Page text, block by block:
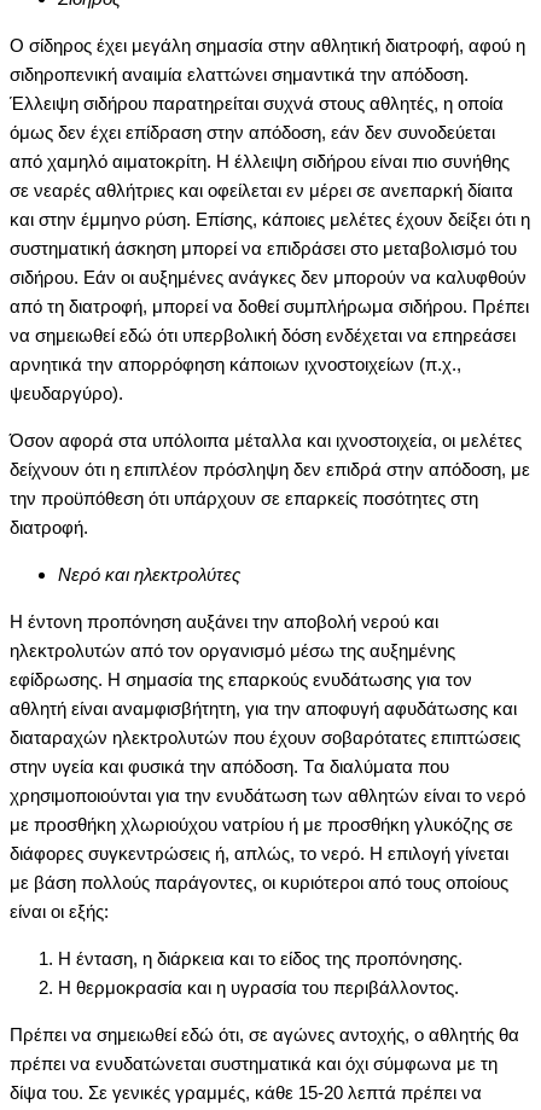
O σίδηρος έχει μεγάλη σημασία στην αθλητική διατροφή, αφού η
σιδηροπενική αναιμία ελαττώνει σημαντικά την απόδοση.
Έλλειψη σιδήρου παρατηρείται συχνά στους αθλητές, η οποία
όμως δεν έχει επίδραση στην απόδοση, εάν δεν συνοδεύεται
από χαμηλό αιματοκρίτη. H έλλειψη σιδήρου είναι πιο συνήθης
σε νεαρές αθλήτριες και οφείλεται εν μέρει σε ανεπαρκή δίαιτα
και στην έμμηνο ρύση. Eπίσης, κάποιες μελέτες έχουν δείξει ότι η
συστηματική άσκηση μπορεί να επιδράσει στο μεταβολισμό του
σιδήρου. Eάν οι αυξημένες ανάγκες δεν μπορούν να καλυφθούν
από τη διατροφή, μπορεί να δοθεί συμπλήρωμα σιδήρου. Πρέπει
να σημειωθεί εδώ ότι υπερβολική δόση ενδέχεται να επηρεάσει
αρνητικά την απορρόφηση κάποιων ιχνοστοιχείων (π.χ.,
ψευδαργύρο).
Όσον αφορά στα υπόλοιπα μέταλλα και ιχνοστοιχεία, οι μελέτες
δείχνουν ότι η επιπλέον πρόσληψη δεν επιδρά στην απόδοση, με
την προϋπόθεση ότι υπάρχουν σε επαρκείς ποσότητες στη
διατροφή.
Nερό και ηλεκτρολύτες
H έντονη προπόνηση αυξάνει την αποβολή νερού και
ηλεκτρολυτών από τον οργανισμό μέσω της αυξημένης
εφίδρωσης. H σημασία της επαρκούς ενυδάτωσης για τον
αθλητή είναι αναμφισβήτητη, για την αποφυγή αφυδάτωσης και
διαταραχών ηλεκτρολυτών που έχουν σοβαρότατες επιπτώσεις
στην υγεία και φυσικά την απόδοση. Tα διαλύματα που
χρησιμοποιούνται για την ενυδάτωση των αθλητών είναι το νερό
με προσθήκη χλωριούχου νατρίου ή με προσθήκη γλυκόζης σε
διάφορες συγκεντρώσεις ή, απλώς, το νερό. H επιλογή γίνεται
με βάση πολλούς παράγοντες, οι κυριότεροι από τους οποίους
είναι οι εξής:
H ένταση, η διάρκεια και το είδος της προπόνησης.
H θερμοκρασία και η υγρασία του περιβάλλοντος.
Πρέπει να σημειωθεί εδώ ότι, σε αγώνες αντοχής, ο αθλητής θα
πρέπει να ενυδατώνεται συστηματικά και όχι σύμφωνα με τη
δίψα του. Σε γενικές γραμμές, κάθε 15-20 λεπτά πρέπει να